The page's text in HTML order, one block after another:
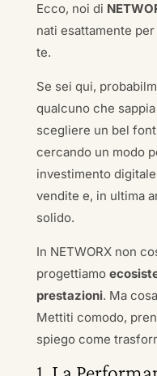
Ecco, noi di
nati esattamente
te.
Se sei qui,
qualcuno che
scegliere un bel
cercando un modo
investimento
vendite e, in ultima
solido.
In NETWORX non
progettiamo
prestazioni. Ma
Mettiti comodo,
spiego come